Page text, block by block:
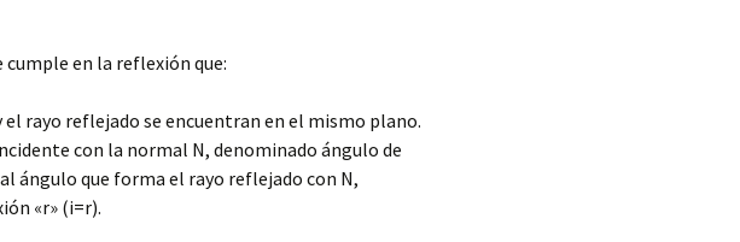
cumple en la reflexión que:
rayo reflejado se encuentran en el mismo plano.
con la normal N, denominado ángulo de
ángulo que forma el rayo reflejado con N,
«r» (i=r).